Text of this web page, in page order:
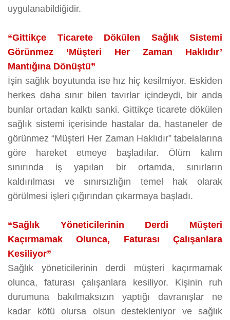
uygulanabildiğidir.
“Gittikçe Ticarete Dökülen Sağlık Sistemi
Görünmez ‘Müşteri Her Zaman Haklıdır’
Mantığına Dönüştü”
İşin sağlık boyutunda ise hız hiç kesilmiyor. Eskiden
herkes daha sınır bilen tavırlar içindeydi, bir anda
bunlar ortadan kalktı sanki. Gittikçe ticarete dökülen
sağlık sistemi içerisinde hastalar da, hastaneler de
görünmez “Müşteri Her Zaman Haklıdır” tabelalarına
göre hareket etmeye başladılar. Ölüm kalım
sınırında iş yapılan bir ortamda, sınırların
kaldırılması ve sınırsızlığın temel hak olarak
görülmesi işleri çığırından çıkarmaya başladı.
“Sağlık Yöneticilerinin Derdi Müşteri
Kaçırmamak Olunca, Faturası Çalışanlara
Kesiliyor”
Sağlık yöneticilerinin derdi müşteri kaçırmamak
olunca, faturası çalışanlara kesiliyor. Kişinin ruh
durumuna bakılmaksızın yaptığı davranışlar ne
kadar kötü olursa olsun destekleniyor ve sağlık